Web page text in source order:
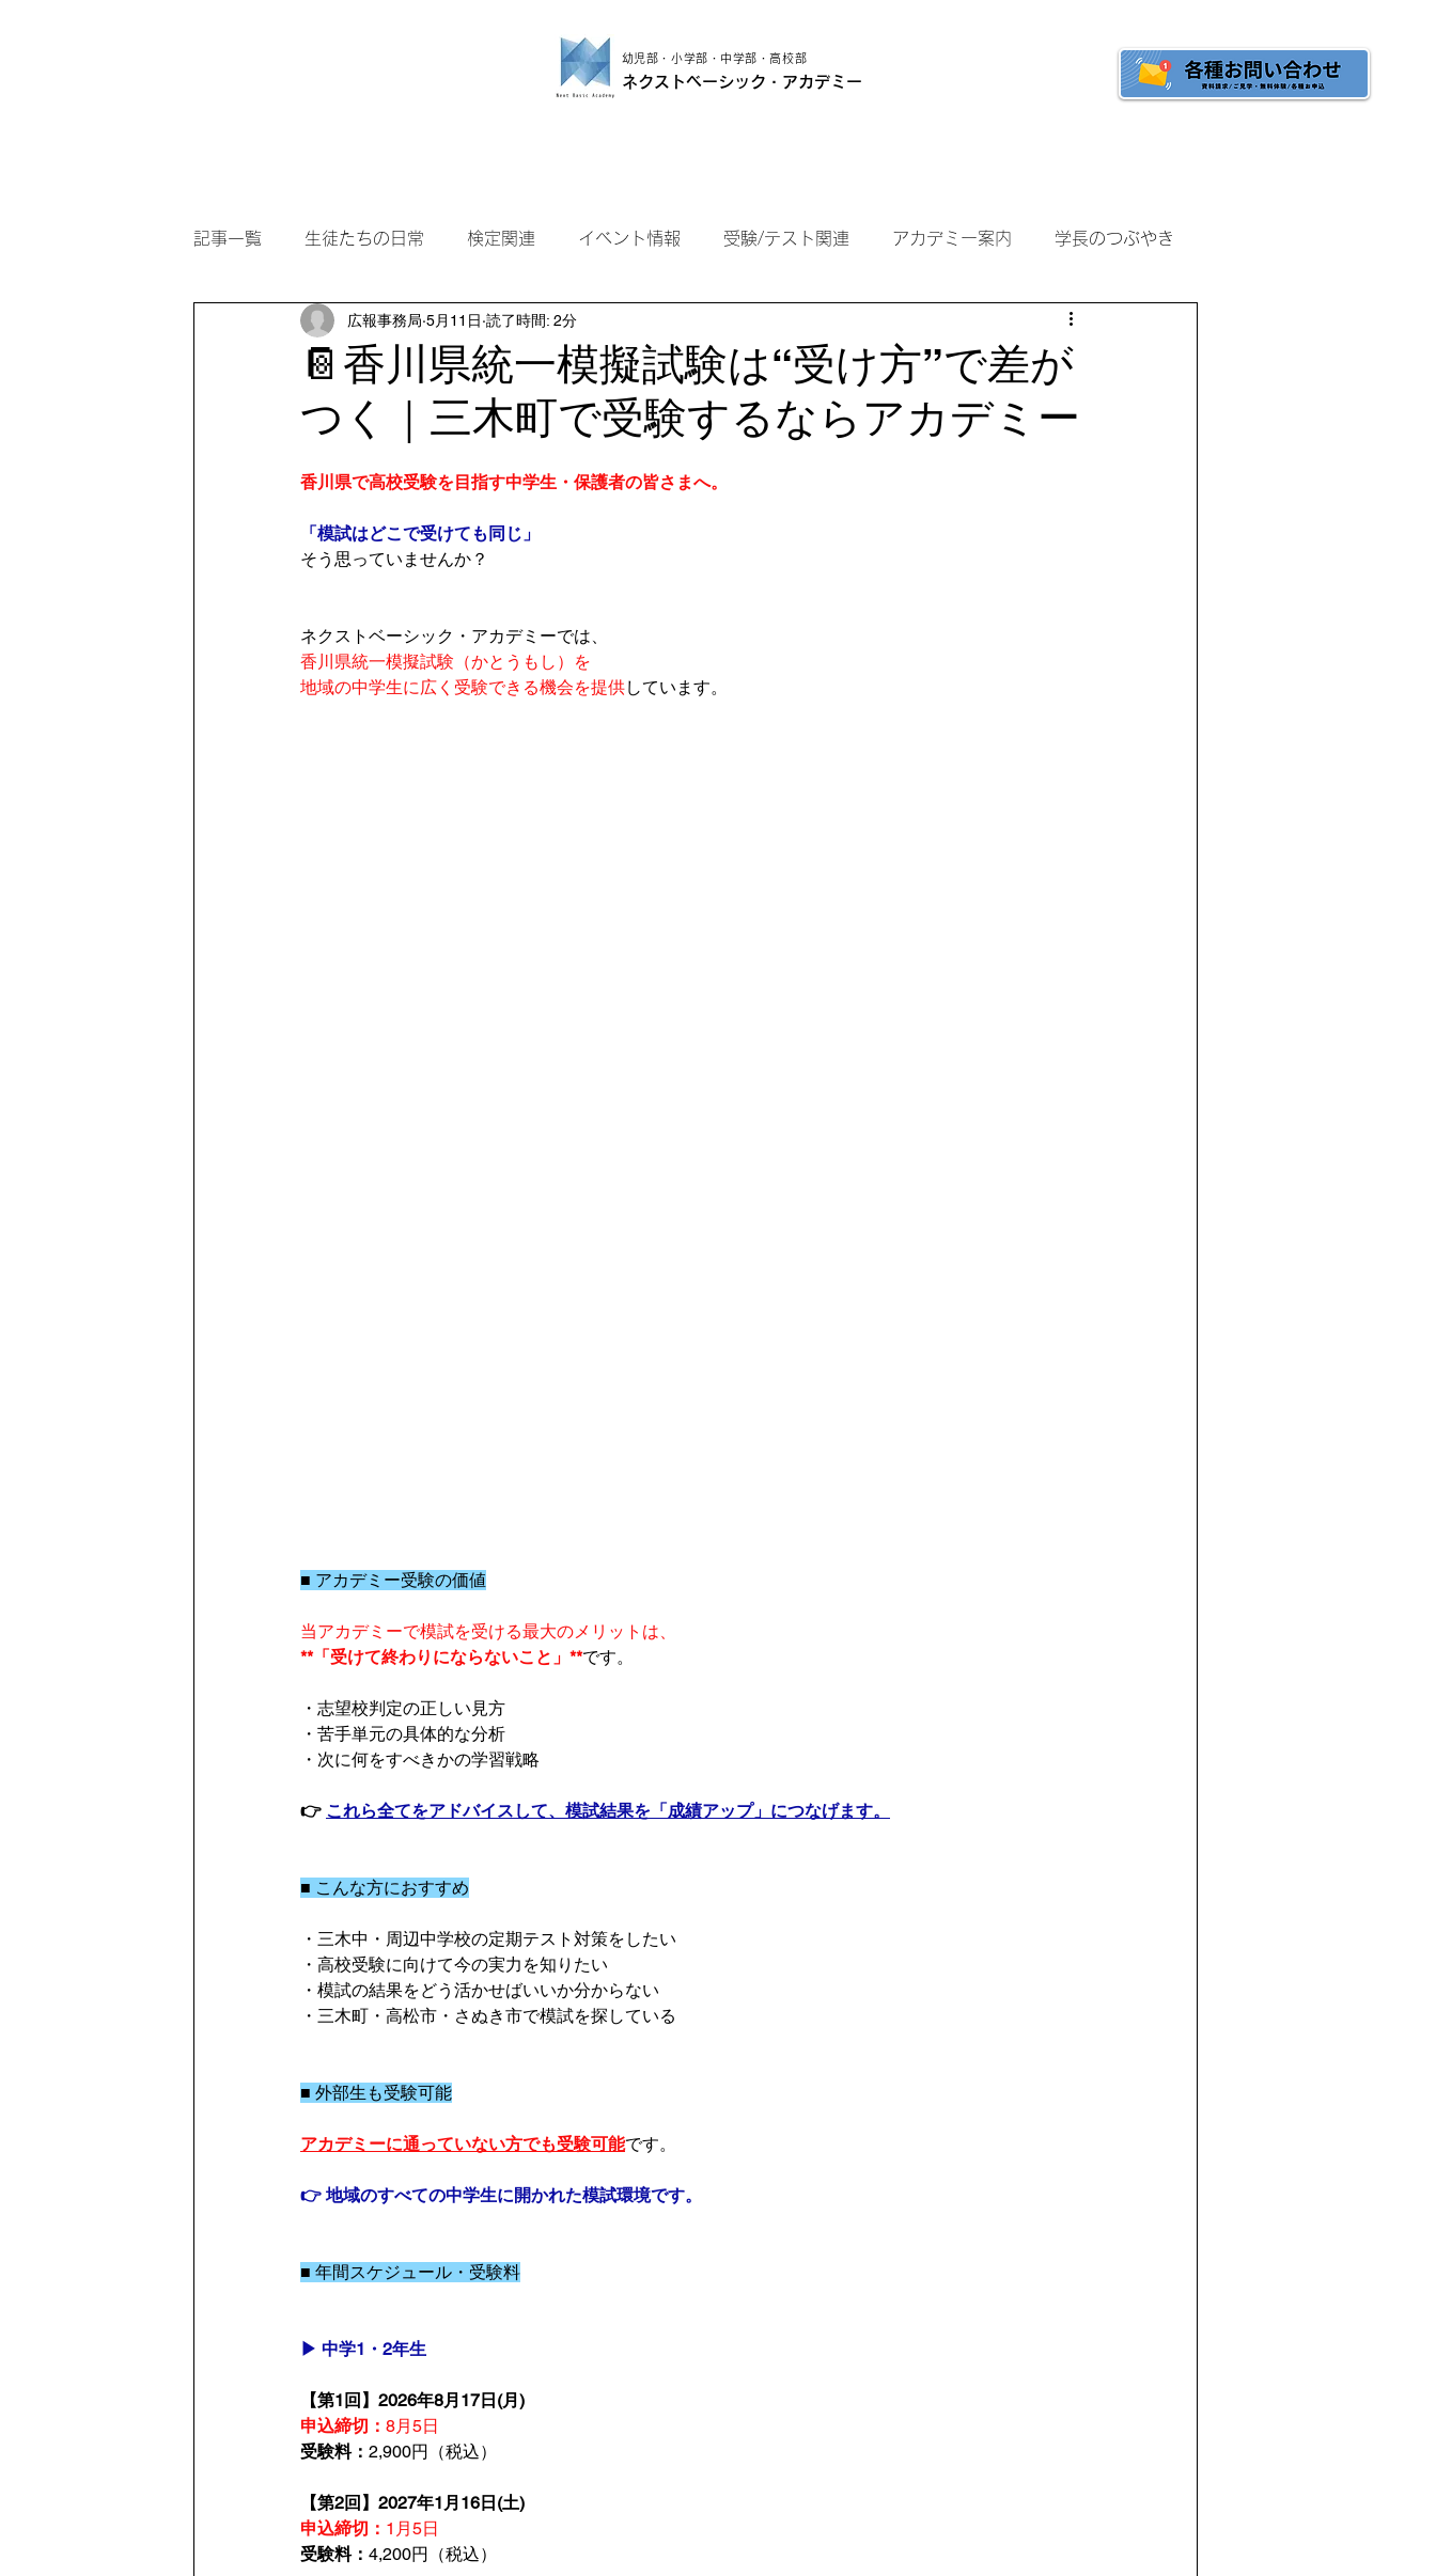
幼児部・小学部・中学部・高校部
ネクストベーシック・アカデミー
記事一覧 生徒たちの日常 検定関連 イベント情報 受験/テスト関連 アカデミー案内 学長のつぶやき
📔香川県統一模擬試験は“受け方”で差が
つく｜三木町で受験するならアカデミー
広報事務局 5月11日 読了時間: 2分
香川県で高校受験を目指す中学生・保護者の皆さまへ。
「模試はどこで受けても同じ」
そう思っていませんか？
ネクストベーシック・アカデミーでは、
香川県統一模擬試験（かとうもし）を
地域の中学生に広く受験できる機会を提供しています。
■ アカデミー受験の価値
当アカデミーで模試を受ける最大のメリットは、
**「受けて終わりにならないこと」**です。
・志望校判定の正しい見方
・苦手単元の具体的な分析
・次に何をすべきかの学習戦略
👉 これら全てをアドバイスして、模試結果を「成績アップ」につなげます。
■ こんな方におすすめ
・三木中・周辺中学校の定期テスト対策をしたい
・高校受験に向けて今の実力を知りたい
・模試の結果をどう活かせばいいか分からない
・三木町・高松市・さぬき市で模試を探している
■ 外部生も受験可能
アカデミーに通っていない方でも受験可能です。
👉 地域のすべての中学生に開かれた模試環境です。
■ 年間スケジュール・受験料
▶ 中学1・2年生
【第1回】2026年8月17日(月)
申込締切： 8月5日
受験料： 2,900円（税込）
【第2回】2027年1月16日(土)
申込締切： 1月5日
受験料： 4,200円（税込）